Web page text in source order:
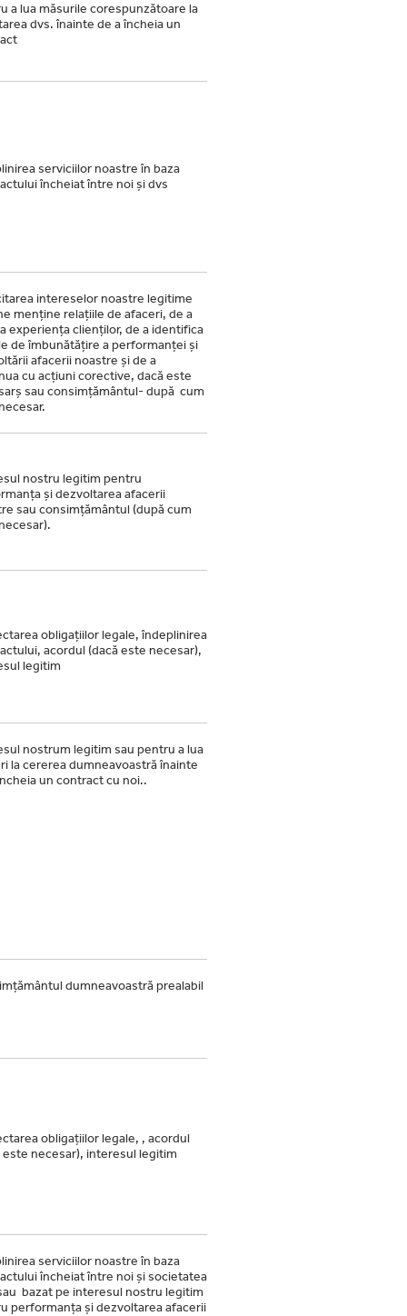
a lua măsurile corespunzătoare la
dvs. înainte de a încheia un
serviciilor noastre în baza
încheiat între noi și dvs
intereselor noastre legitime
menține relațiile de afaceri, de a
experiența clienților, de a identifica
de îmbunătățire a performanței și
afacerii noastre și de a
cu acțiuni corective, dacă este
sau consimțământul- după cum
nostru legitim pentru
și dezvoltarea afacerii
sau consimțământul (după cum
obligațiilor legale, îndeplinirea
acordul (dacă este necesar),
legitim
nostrum legitim sau pentru a lua
la cererea dumneavoastră înainte
un contract cu noi..
dumneavoastră prealabil
obligațiilor legale, , acordul
este necesar), interesul legitim
serviciilor noastre în baza
încheiat între noi și societatea
bazat pe interesul nostru legitim
performanța și dezvoltarea afacerii